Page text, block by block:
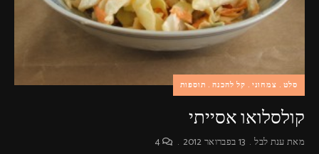
סלט צמחוני קל להכנה תוספות
קולסלואו אסייתי
מאתענת לבל 13 בפברואר 2012 4